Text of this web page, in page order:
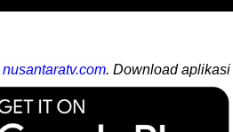
nusantaratv.com. Download aplikasi